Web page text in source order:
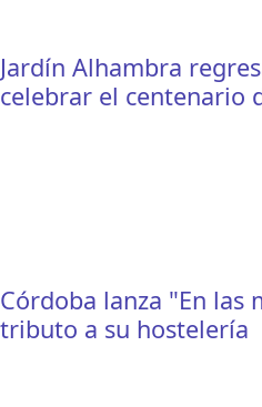
Jardín Alhambra
celebrar el centenario
Córdoba lanza "En las
tributo a su hostelería